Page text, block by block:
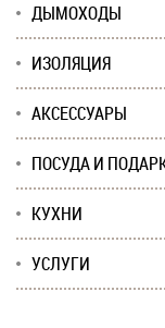
ДЫМОХОДЫ
ИЗОЛЯЦИЯ
АКСЕССУАРЫ
ПОСУДА И
КУХНИ
УСЛУГИ